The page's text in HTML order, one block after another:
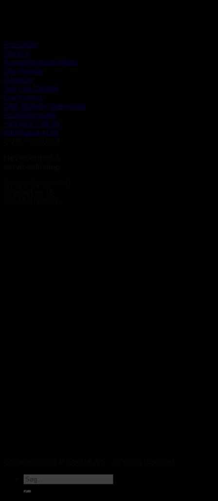
Produkter
Service
Anvendelsesområder
Om Geopal
Gasarter
Job hos Geopal
Lovgivning
Ofte Stillede Spørgsmål
Privatlivspolitik
+45 45 67 06 00
info@geopal.dk